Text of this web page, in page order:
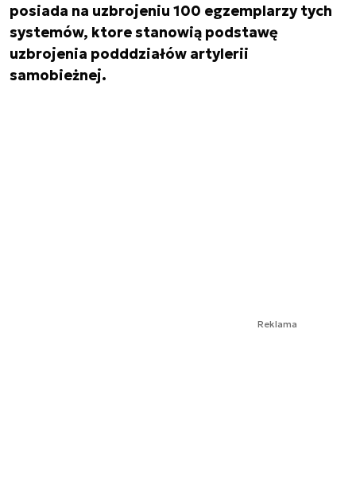
posiada na uzbrojeniu 100 egzemplarzy tych
systemów, ktore stanowią podstawę
uzbrojenia podddziałów artylerii
samobieżnej.
Reklama